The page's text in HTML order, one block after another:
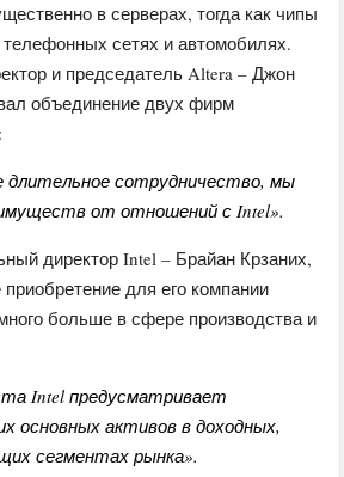
в серверах, тогда как чипы
сетях и автомобилях.
и председатель Altera – Джон
объединение двух фирм
сотрудничество, мы
от отношений с Intel».
директор Intel – Брайан Крзаних,
для его компании
больше в сфере производства и
Intel предусматривает
основных активов в доходных,
сегментах рынка».